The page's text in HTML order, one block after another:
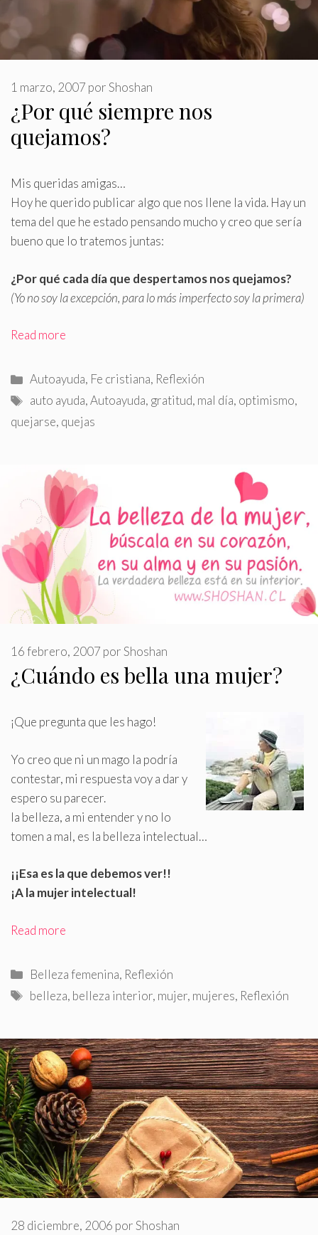
¿Por qué siempre nos
quejamos?
1 marzo, 2007 porShoshan
Mis queridas amigas…
Hoy he querido publicar algo que nos llene la vida. Hay un
tema del que he estado pensando mucho y creo que sería
bueno que lo tratemos juntas:
¿Por qué cada día que despertamos nos quejamos?
(Yo no soy la excepción, para lo más imperfecto soy la primera)
Read more
Categorías
Autoayuda, Fe cristiana, Reflexión
Etiquetas
auto ayuda,Autoayuda, gratitud, mal día, optimismo,
quejarse, quejas
¿Cuándo es bella una mujer?
16 febrero, 2007 porShoshan
¡Que pregunta que les hago!
Yo creo que ni un mago la podría
contestar, mi respuesta voy a dar y
espero su parecer.
la belleza, a mi entender y no lo
tomen a mal, es la belleza intelectual…
¡¡Esa es la que debemos ver!!
¡A la mujer intelectual!
Read more
Categorías
Belleza femenina, Reflexión
Etiquetas
belleza, belleza interior, mujer, mujeres, Reflexión
28 diciembre, 2006 porShoshan